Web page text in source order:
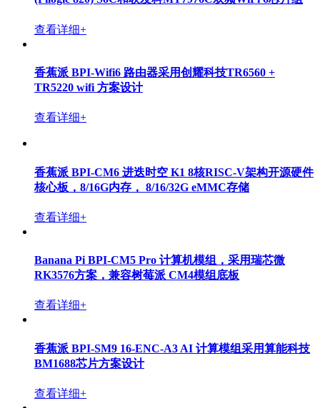
香蕉派 BPI-RV2 RISC-V 路由器开发板采用矽昌通信
SF21H8898 芯片方案
查看详细+
芯片方案设计
(Filogic 820) SoC和联发科MT7976C双频WiFi 6芯片组
TR5220 wifi 方案设计